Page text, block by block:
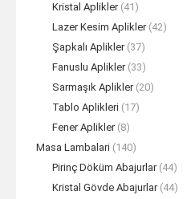
Kristal Aplikler (41)
Lazer Kesim Aplikler (42)
Şapkalı Aplikler (37)
Fanuslu Aplikler (33)
Sarmaşık Aplikler (20)
Tablo Aplikleri (17)
Fener Aplikler (8)
Masa Lambalari (140)
Pirinç Döküm Abajurlar (44)
Kristal Gövde Abajurlar (44)